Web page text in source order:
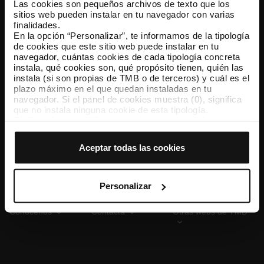
Las cookies son pequeños archivos de texto que los
sitios web pueden instalar en tu navegador con varias
finalidades.
En la opción “Personalizar”, te informamos de la tipología
de cookies que este sitio web puede instalar en tu
navegador, cuántas cookies de cada tipología concreta
instala, qué cookies son, qué propósito tienen, quién las
instala (si son propias de TMB o de terceros) y cuál es el
plazo máximo en el que quedan instaladas en tu
navegador. Si el panel de cookies muestra (0), significa
que no instala ninguna cookie de esta tipología.
que todas estas cookies se instalen en tu navegador.
tipología de cookies permite indicar si quieres que se
instalen o no las cookies de esa clase.
Una vez que hayas marcado tus preferencias, debes
hacer clic en “Seleccionar y configurar”. Así se instalarán
previamente. Te sugerimos que selecciones las cookies
de personalización, porque permiten recordar tus
opciones de navegación (como el idioma) y mejoran tu
Aceptar todas las cookies
Personalizar
TMB App
Descárgate TMB App y compra tus billetes
App Store Google Play
Conócenos Contacta Otras webs de TMB